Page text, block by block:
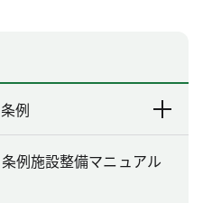
例
例施設整備マニュアル